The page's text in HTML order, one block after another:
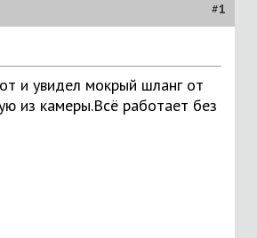
#1
и увидел мокрый шланг от
из камеры.Всё работает без